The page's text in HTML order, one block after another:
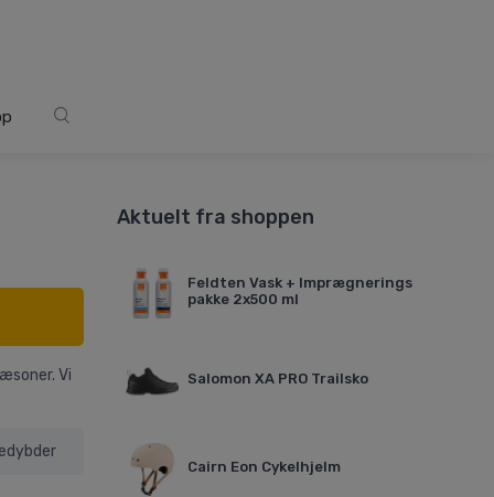
Vi
Aktuelt fra shoppen
Feldten Vask + Imprægnerings
pakke 2x500 ml
Salomon XA PRO Trailsko
Cairn Eon Cykelhjelm